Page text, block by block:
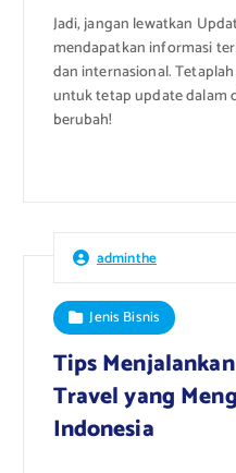
Jadi, jangan lewatkan
mendapatkan informasi
dan internasional.
untuk tetap update dalam
berubah!
adminthe
Jenis Bisnis
Tips
Travel yang
Indonesia